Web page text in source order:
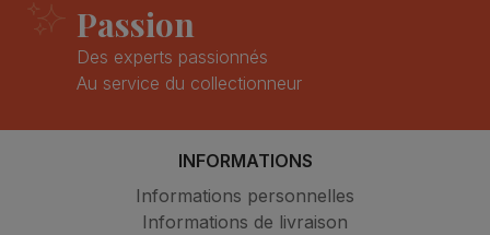
Passion
Des experts passionnés
Au service du collectionneur
INFORMATIONS
Informations personnelles
Informations de livraison